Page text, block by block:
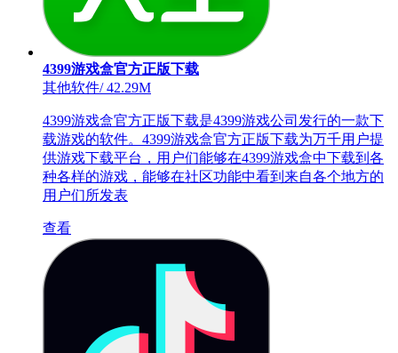
4399游戏盒官方正版下载
其他软件/42.29M
4399游戏盒官方正版下载是4399游戏公司发行的一款下
载游戏的软件。4399游戏盒官方正版下载为万千用户提
供游戏下载平台，用户们能够在4399游戏盒中下载到各
种各样的游戏，能够在社区功能中看到来自各个地方的
用户们所发表
查看